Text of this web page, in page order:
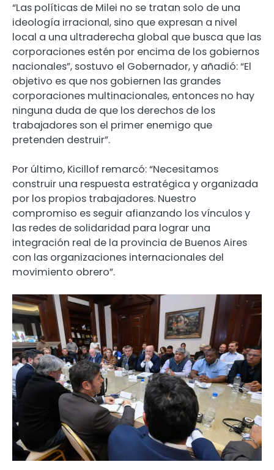
“Las políticas de Milei no se tratan solo de una
ideología irracional, sino que expresan a nivel
local a una ultraderecha global que busca que las
corporaciones estén por encima de los gobiernos
nacionales”, sostuvo el Gobernador, y añadió: “El
objetivo es que nos gobiernen las grandes
corporaciones multinacionales, entonces no hay
ninguna duda de que los derechos de los
trabajadores son el primer enemigo que
pretenden destruir”.
Por último, Kicillof remarcó: “Necesitamos
construir una respuesta estratégica y organizada
por los propios trabajadores. Nuestro
compromiso es seguir afianzando los vínculos y
las redes de solidaridad para lograr una
integración real de la provincia de Buenos Aires
con las organizaciones internacionales del
movimiento obrero”.